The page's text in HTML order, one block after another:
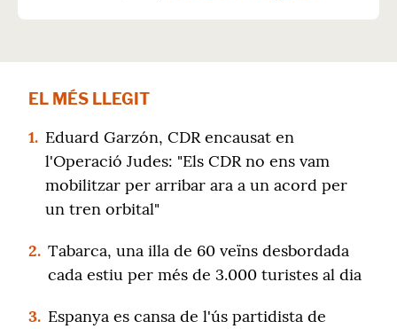
EL MÉS LLEGIT
1. Eduard Garzón, CDR encausat en
l'Operació Judes: "Els CDR no ens vam
mobilitzar per arribar ara a un acord per
un tren orbital"
2. Tabarca, una illa de 60 veïns desbordada
cada estiu per més de 3.000 turistes al dia
3. Espanya es cansa de l'ús partidista de